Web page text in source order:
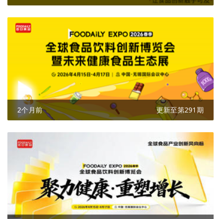
2个月前 更新至第291期